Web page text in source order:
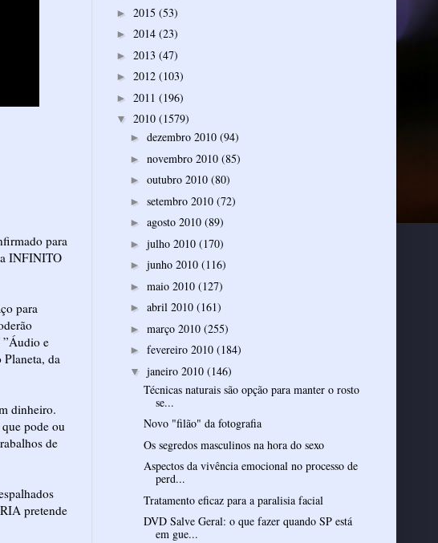
para
INFINITO
para
”Áudio e
da
dinheiro.
pode ou
de
pretende
► 2015 (53)
► 2014 (23)
► 2013 (47)
► 2012 (103)
► 2011 (196)
▼ 2010 (1579)
► dezembro 2010 (94)
► novembro 2010 (85)
► outubro 2010 (80)
► setembro 2010 (72)
► agosto 2010 (89)
► julho 2010 (170)
► junho 2010 (116)
► maio 2010 (127)
► abril 2010 (161)
► março 2010 (255)
► fevereiro 2010 (184)
▼ janeiro 2010 (146)
Técnicas naturais são opção para manter o rosto
se...
Novo "filão" da fotografia
Os segredos masculinos na hora do sexo
Aspectos da vivência emocional no processo de
perd...
Tratamento eficaz para a paralisia facial
DVD Salve Geral: o que fazer quando SP está
em gue...